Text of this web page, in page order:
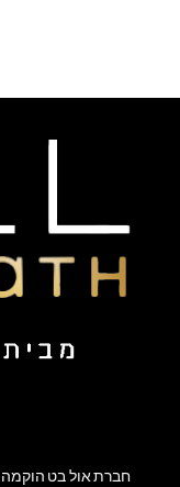
חברת אול בט הוקמה